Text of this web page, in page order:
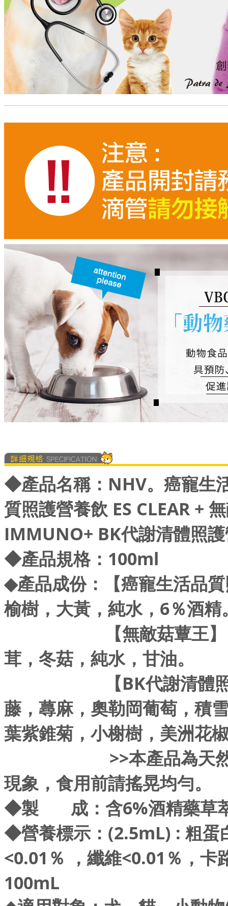
◆產品名稱：NHV。癌寵生
質照護營養飲 ES CLEAR +
IMMUNO+ BK代謝清體照
◆產品規格：100ml
◆產品成份：【癌寵生活品
榆樹，大黃，純水，6％酒精
【無敵菇蕈王】：雲
茸，冬菇，純水，甘油。
【BK代謝清體照護營
藤，蕁麻，奧勒岡葡萄，積
葉紫錐菊，小榭樹，美洲花
>>本產品為天然植物
現象，食用前請搖晃均勻。
◆製 成：含6%酒精藥草
◆營養標示：(2.5mL) : 粗蛋
<0.01％ ，纖維<0.01％，
100mL